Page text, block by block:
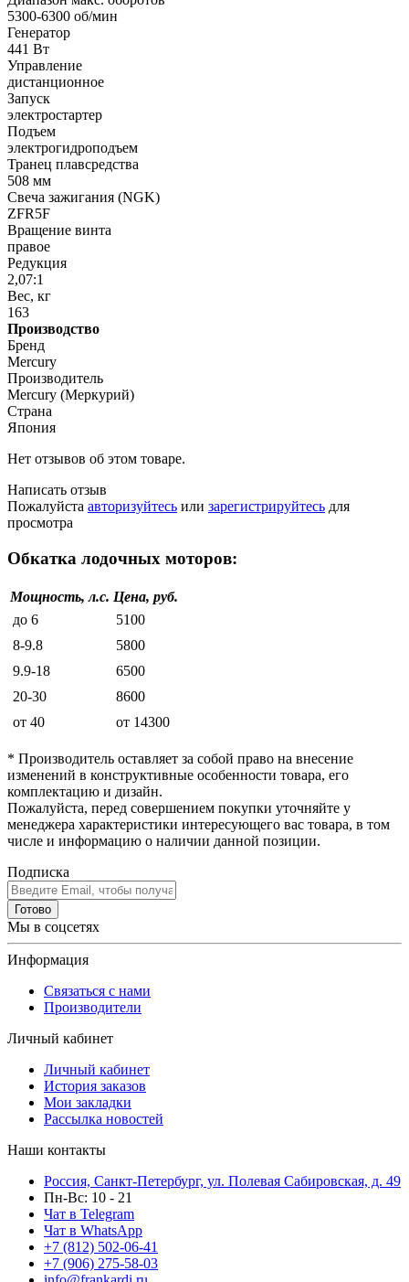
5300-6300 об/мин
Генератор
441 Вт
Управление
дистанционное
Запуск
электростартер
Подъем
электрогидроподъем
Транец плавсредства
508 мм
Свеча зажигания (NGK)
ZFR5F
Вращение винта
правое
Редукция
2,07:1
Вес, кг
163
Производство
Бренд
Mercury
Производитель
Mercury (Меркурий)
Страна
Япония
Нет отзывов об этом товаре.
Написать отзыв
Пожалуйста авторизуйтесь или зарегистрируйтесь для
просмотра
Обкатка лодочных моторов:
Мощность, л.с. Цена, руб.
до 6
5100
8-9.8
5800
9.9-18
6500
20-30
8600
от 40
от 14300
* Производитель оставляет за собой право на внесение
изменений в конструктивные особенности товара, его
комплектацию и дизайн.
Пожалуйста, перед совершением покупки уточняйте у
менеджера характеристики интересующего вас товара, в том
числе и информацию о наличии данной позиции.
Подписка
Готово
Мы в соцсетях
Информация
Связаться с нами
Производители
Личный кабинет
Личный кабинет
История заказов
Мои закладки
Рассылка новостей
Наши контакты
Россия, Санкт-Петербург, ул. Полевая Сабировская, д. 49
Пн-Вс: 10 - 21
Чат в Telegram
Чат в WhatsApp
+7 (812) 502-06-41
+7 (906) 275-58-03